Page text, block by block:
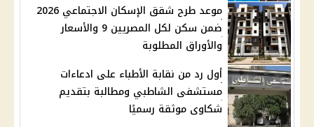
موعد طرح شقق الإسكان الاجتماعي 2026
ضمن سكن لكل المصريين 9 والأسعار
والأوراق المطلوبة
أول رد من نقابة الأطباء على ادعاءات
مستشفى الشاطبي ومطالبة بتقديم
شكاوى موثقة رسميًا